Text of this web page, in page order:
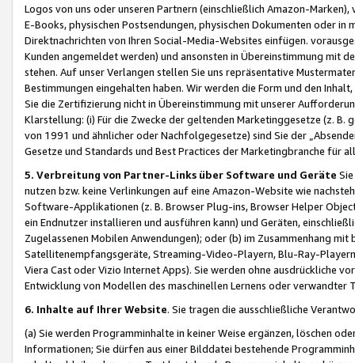
Logos von uns oder unseren Partnern (einschließlich Amazon-
E-Books, physischen Postsendungen, physischen Dokumenten oder in
Direktnachrichten von Ihren Social-Media-Websites einfügen.
Kunden angemeldet werden) und ansonsten in Übereinstimmung mit
stehen. Auf unser Verlangen stellen Sie uns repräsentative
Bestimmungen eingehalten haben. Wir werden die Form und den
Sie die Zertifizierung nicht in Übereinstimmung mit unserer
Klarstellung: (i) Für die Zwecke der geltenden Marketinggesetze (z. B.
von 1991 und ähnlicher oder Nachfolgegesetze) sind Sie der
Gesetze und Standards und Best Practices der Marketingbranche für
5. Verbreitung von Partner-Links über Software und Geräte
nutzen bzw. keine Verlinkungen auf eine Amazon-Website wie
Software-Applikationen (z. B. Browser Plug-ins, Browser Helper
ein Endnutzer installieren und ausführen kann) und Geräten,
Zugelassenen Mobilen Anwendungen); oder (b) im Zusammenhang
Satellitenempfangsgeräte, Streaming-Video-Playern, Blu-Ray-
Viera Cast oder Vizio Internet Apps). Sie werden ohne ausdrückliche
Entwicklung von Modellen des maschinellen Lernens oder
6. Inhalte auf Ihrer Website. Sie tragen die ausschließliche
(a) Sie werden Programminhalte in keiner Weise ergänzen, löschen
Informationen; Sie dürfen aus einer Bilddatei bestehende